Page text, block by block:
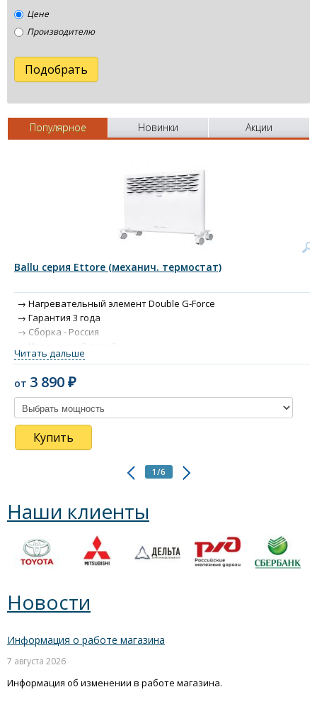
Цене
Производителю
Популярное Новинки Акции
Ballu серия Ettore (механич. термостат)
Нагревательный элемент Double G-Force
Гарантия 3 года
Сборка - Россия
Два режима работы
Защита от опрокидывания
Читать дальше
от 3 890 ₽
Купить
1/6
Наши клиенты
Новости
Информация о работе магазина
7 августа 2026
Информация об изменении в работе магазина.